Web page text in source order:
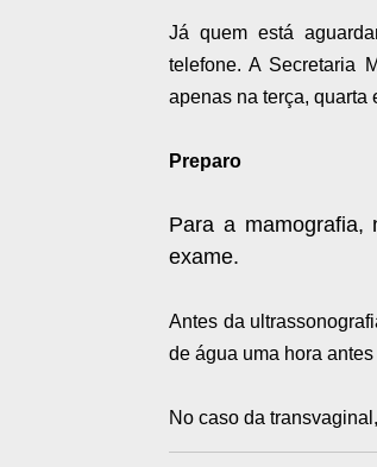
Já quem está
telefone. A Secretaria
apenas na terça, quarta
Preparo
Para a mamografia,
exame.
Antes da
de água uma hora
No caso da